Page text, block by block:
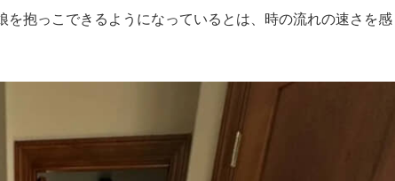
を抱っこできるようになっているとは、時の流れの速さを感